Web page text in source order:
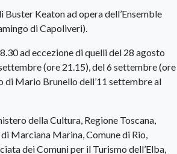
Keaton ad opera dell’Ensemble
di Capoliveri).
ad eccezione di quelli del 28 agosto
(ore 21.15), del 6 settembre (ore
di Mario Brunello dell’11 settembre al
della Cultura, Regione Toscana,
Marciana Marina, Comune di Rio,
dei Comuni per il Turismo dell’Elba,